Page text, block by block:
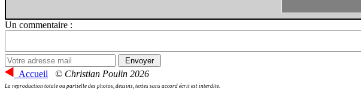
Un commentaire :
Accueil © Christian Poulin 2026
La reproduction totale ou partielle des photos, dessins, textes sans accord écrit est interdite.